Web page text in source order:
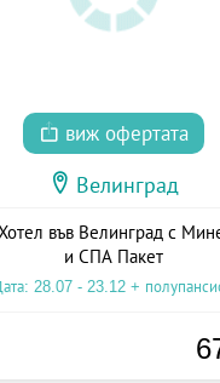
виж офертата
Велинград
във Велинград с
и СПА Пакет
28.07 - 23.12 +